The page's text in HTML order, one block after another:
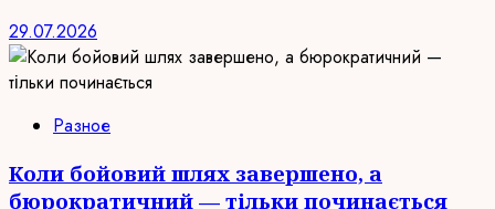
29.07.2026
Разное
Коли бойовий шлях завершено, а
бюрократичний — тільки починається